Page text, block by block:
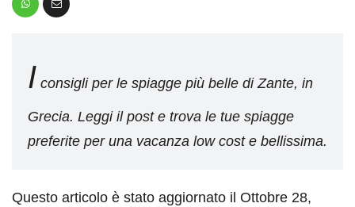
I consigli per le spiagge più belle di Zante, in
Grecia. Leggi il post e trova le tue spiagge
preferite per una vacanza low cost e bellissima.
Questo articolo è stato aggiornato il Ottobre 28,